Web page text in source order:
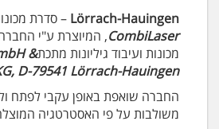
Lörrach-Hauingen – סדרת
CombiLaser, המיוצרת ע"י
מכונות ועיבוד גיליונות מתכת&
D-79541 Lörrach-Hauingen
החברה שואפת באופן עקבי לפתח
משולבות על פי האסטרטגיה